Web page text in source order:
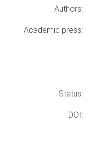
Authors:
Academic press:
Status:
DOI: